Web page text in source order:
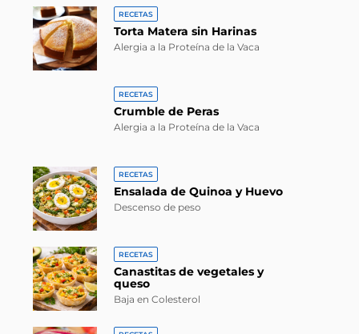
RECETAS
Torta Matera sin Harinas
Alergia a la Proteína de la Vaca
RECETAS
Crumble de Peras
Alergia a la Proteína de la Vaca
RECETAS
Ensalada de Quinoa y Huevo
Descenso de peso
RECETAS
Canastitas de vegetales y
queso
Baja en Colesterol